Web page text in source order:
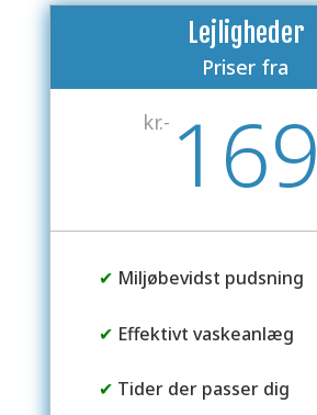
Lejligheder
Priser fra
kr.- 169
✔ Miljøbevidst pudsning
✔ Effektivt vaskeanlæg
✔ Tider der passer dig